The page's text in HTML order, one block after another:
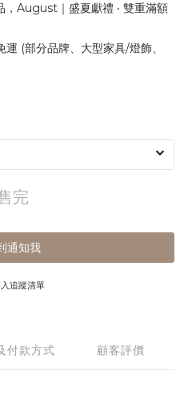
，August｜盛夏獻禮 ‧ 雙重滿額
(部分品牌、大型家具/燈飾、
完
通知我
追蹤清單
付款方式 顧客評價